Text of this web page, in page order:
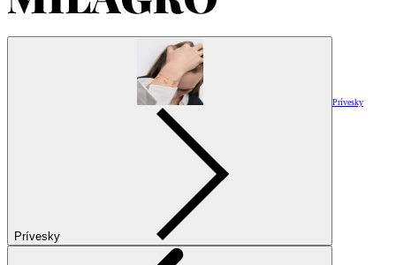
Prívesky
Prívesky